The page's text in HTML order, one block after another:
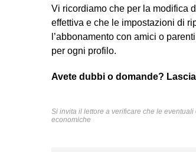
Vi ricordiamo che per la modifica
effettiva e che le impostazioni di
l’abbonamento con amici o
per ogni profilo.
Avete dubbi o domande?
Si invita il lettore a verificare che le
economiche